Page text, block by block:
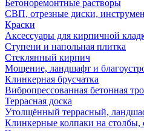
Бетоноремонтные растворы
СВП, отрезные диски,
Краски
Аксессуары для кирпичной
Ступени и напольная плитка
Cтеклянный кирпич
Мощение, ландшафт и
Клинкерная брусчатка
Вибропрессованная бетонная
Террасная доска
Утолщённый террасный,
Клинкерные колпаки на столбы,